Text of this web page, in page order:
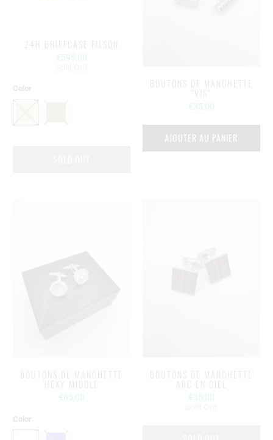
24H BRIEFCASE FILSON
€595,00
Color BOUTONS DE MANCHETTE
"VIS"
€35,00
AJOUTER AU PANIER
BOUTONS DE MANCHETTE
'HEXY MIDDLE'
€85,00
Color
BOUTONS DE MANCHETTE
ARC EN CIEL
€35,00